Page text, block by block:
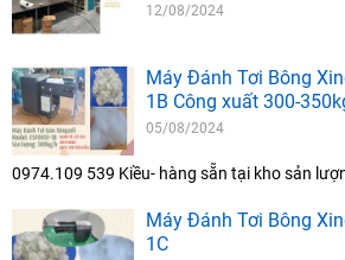
12/08/2024
Máy Đánh Tơi Bông
1B Công xuất 300-
05/08/2024
0974.109 539 Kiều- hàng sẵn tại kho sản
Máy Đánh Tơi Bông
1C